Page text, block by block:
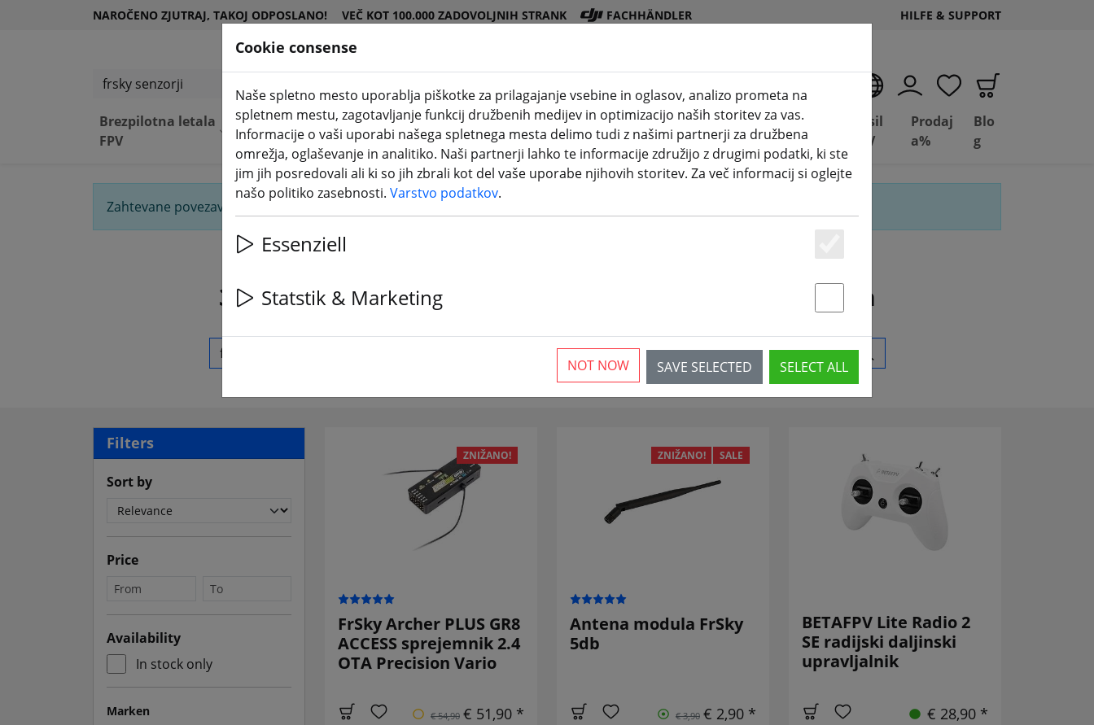
NAROČENO ZJUTRAJ, TAKOJ ODPOSLANO! VEČ KOT 100.000 ZADOVOLJNIH STRANK FACHHÄNDLER HILFE & SUPPORT
Iskanje izdelkov
Brezpilotna letala
FPV
Kompone
nte
Opre
ma
Trgovina
DJI
Bateri
je
Propel
er
Dodat
ki
3D
tiskanje(aktuelle Seite)
Poslovanje
Depot
Basil
FPV
Prodaj
a%
Blo
g
Zahtevane povezave ni bilo mogoče najti. Pokazali vam bomo, kako jo iskati.
3 Artikel für die Suche nach "frsky senzorji" gefunden
Iskanje izdelkov
Filters
Sort by
Price
Availability
In stock only
Marken
ZNIŽANO!
FrSky Archer PLUS GR8
ACCESS sprejemnik 2.4
OTA Precision Vario
€ 54,90 € 51,90 *
ZNIŽANO! SALE
Antena modula FrSky
5db
€ 3,90 € 2,90 *
BETAFPV Lite Radio 2
SE radijski daljinski
upravljalnik
€ 28,90 *
Cookie consense
Naše spletno mesto uporablja piškotke za prilagajanje vsebine in oglasov, analizo prometa na
spletnem mestu, zagotavljanje funkcij družbenih medijev in optimizacijo naših storitev za vas.
Informacije o vaši uporabi našega spletnega mesta delimo tudi z našimi partnerji za družbena
omrežja, oglaševanje in analitiko. Naši partnerji lahko te informacije združijo z drugimi podatki, ki ste
jim jih posredovali ali ki so jih zbrali kot del vaše uporabe njihovih storitev. Za več informacij si oglejte
našo politiko zasebnosti. Varstvo podatkov.
Essenziell
Statstik & Marketing
SAVE SELECTED SELECT ALL
NOT NOW